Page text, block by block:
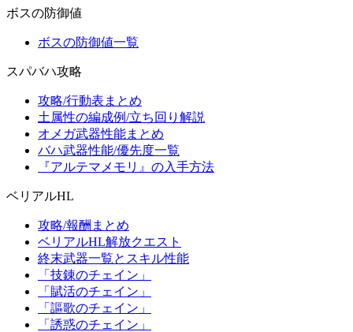
ボスの防御値
ボスの防御値一覧
スパバハ攻略
攻略/行動表まとめ
土属性の編成例/立ち回り解説
オメガ武器性能まとめ
バハ武器性能/優先度一覧
『アルテマメモリ』の入手方法
ベリアルHL
攻略/報酬まとめ
ベリアルHL解放クエスト
終末武器一覧とスキル性能
「技錬のチェイン」
「賦活のチェイン」
「謳歌のチェイン」
「誘惑のチェイン」